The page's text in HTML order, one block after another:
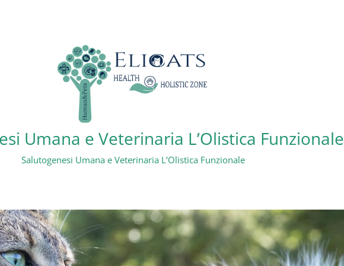
Umana e Veterinaria L’Olistica Funzionale
Salutogenesi Umana e Veterinaria L’Olistica Funzionale